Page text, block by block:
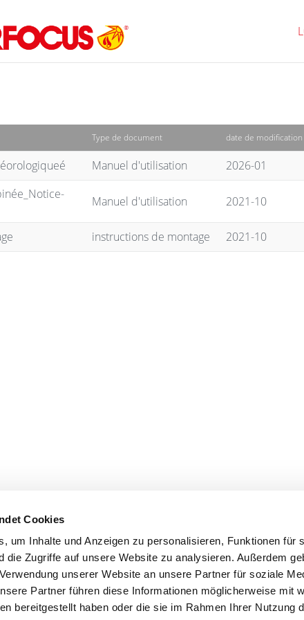
Cookies
um Inhalte und Anzeigen zu personalisieren, Funktionen für
die Zugriffe auf unsere Website zu analysieren. Außerdem
unserer Website an unsere Partner für soziale
Partner führen diese Informationen möglicherweise mit
bereitgestellt haben oder die sie im Rahmen Ihrer Nutzung
Type de document date de modification
Manuel d'utilisation 2026-01
Manuel d'utilisation 2021-10
instructions de montage 2021-10